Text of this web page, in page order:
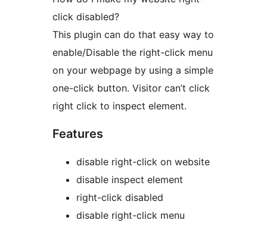
click disabled?
This plugin can do that easy way to
enable/Disable the right-click menu
on your webpage by using a simple
one-click button. Visitor can’t click
right click to inspect element.
Features
disable right-click on website
disable inspect element
right-click disabled
disable right-click menu